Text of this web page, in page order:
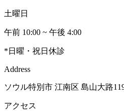
土曜日
午前 10:00 ~ 午後 4:00
*日曜・祝日休診
Address
ソウル特別市 江南区 島山大路
アクセス